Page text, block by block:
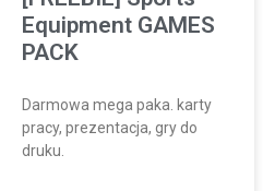
Equipment GAMES
PACK
Darmowa mega paka. karty
pracy, prezentacja, gry do
druku.